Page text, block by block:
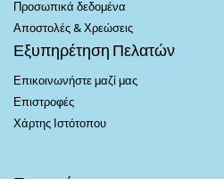
Προσωπικά δεδομένα
Αποστολές & Χρεώσεις
Εξυπηρέτηση Πελατών
Επικοινωνήστε μαζί μας
Επιστροφές
Χάρτης Ιστότοπου